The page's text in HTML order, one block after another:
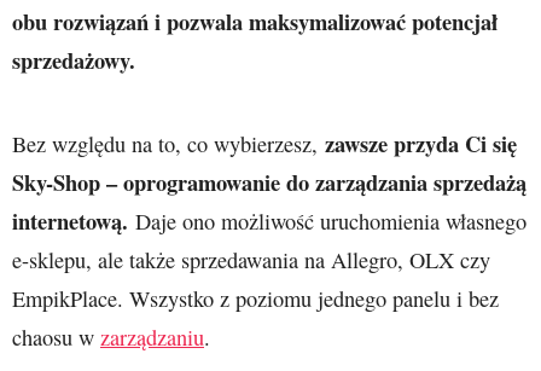
obu rozwiązań i pozwala maksymalizować potencjał
sprzedażowy.
Bez względu na to, co wybierzesz, zawsze przyda Ci się
Sky-Shop – oprogramowanie do zarządzania sprzedażą
internetową. Daje ono możliwość uruchomienia własnego
e-sklepu, ale także sprzedawania na Allegro, OLX czy
EmpikPlace. Wszystko z poziomu jednego panelu i bez
chaosu w zarządzaniu.